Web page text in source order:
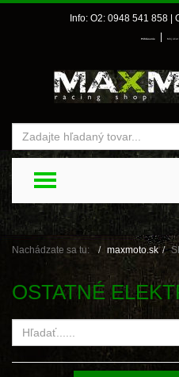
Info: O2: 0948 541 858 |
Prihlásenie Môj účet
TOGGLE
Nachádzate sa tu: maxmoto.sk
OSTATNÉ